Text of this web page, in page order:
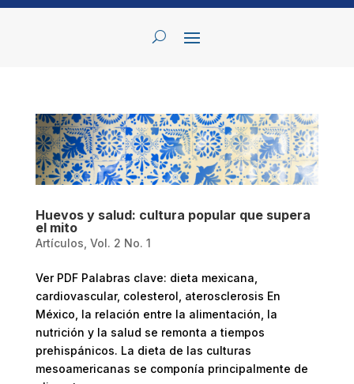
Huevos y salud: cultura popular que supera
el mito
Artículos Vol. 2 No. 1
Ver PDF Palabras clave: dieta mexicana,
cardiovascular, colesterol, aterosclerosis En
México, la relación entre la alimentación, la
nutrición y la salud se remonta a tiempos
prehispánicos. La dieta de las culturas
mesoamericanas se componía principalmente de